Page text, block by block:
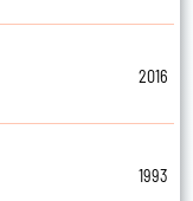
2016
1993